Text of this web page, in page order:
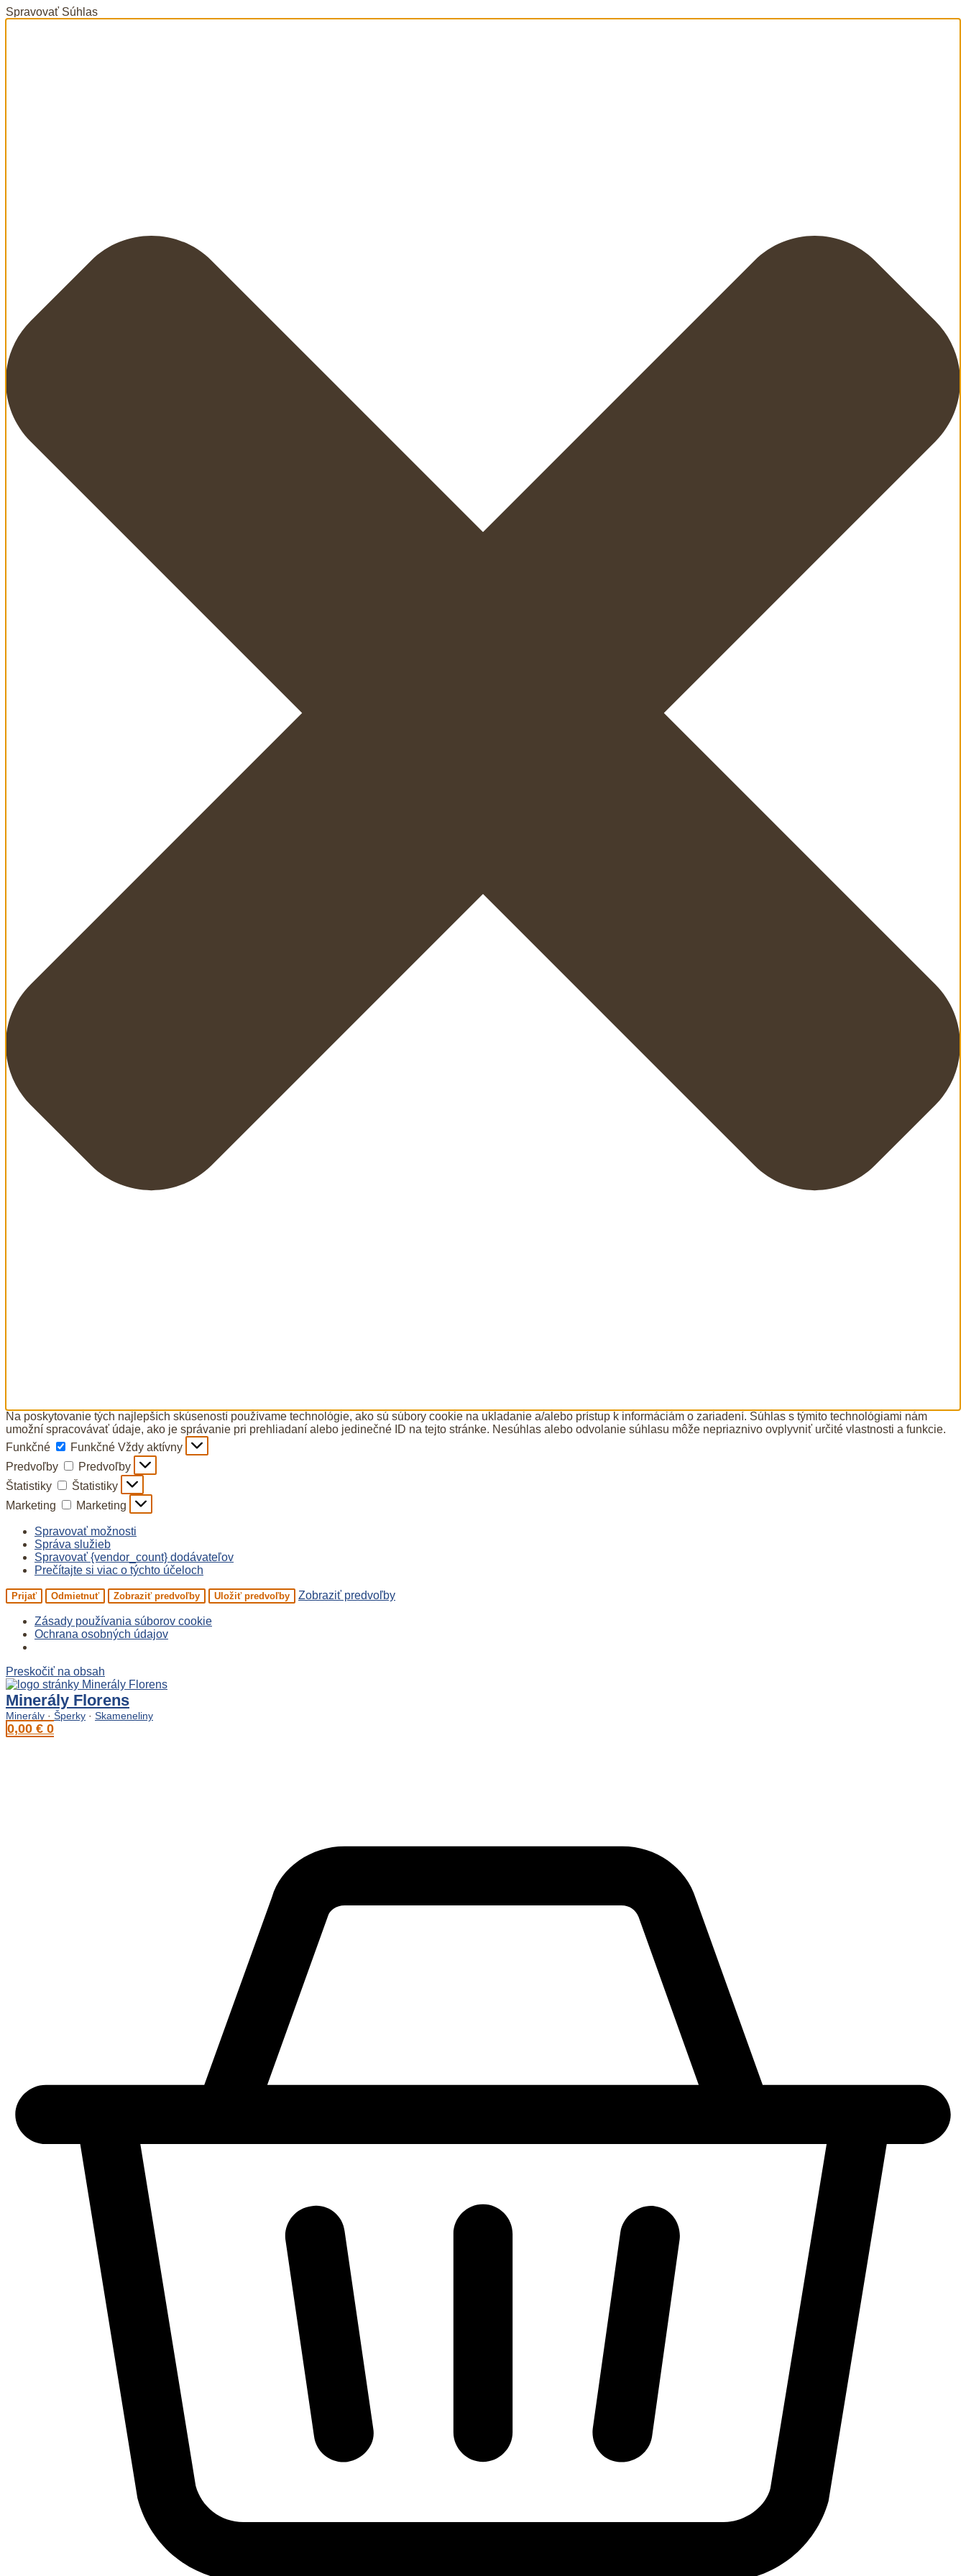
Spravovať Súhlas
Na poskytovanie tých najlepších skúseností používame technológie, ako sú súbory cookie na ukladanie a/alebo prístup k informáciám o zariadení. Súhlas s týmito technológiami nám
umožní spracovávať údaje, ako je správanie pri prehliadaní alebo jedinečné ID na tejto stránke. Nesúhlas alebo odvolanie súhlasu môže nepriaznivo ovplyvniť určité vlastnosti a funkcie.
Funkčné
Funkčné Vždy aktívny
Predvoľby
Predvoľby
Štatistiky
Štatistiky
Marketing
Marketing
Spravovať možnosti
Správa služieb
Spravovať {vendor_count} dodávateľov
Prečítajte si viac o týchto účeloch
Prijať Odmietnuť Zobraziť predvoľby Uložiť predvoľby Zobraziť predvoľby
Zásady používania súborov cookie
Ochrana osobných údajov
Preskočiť na obsah
Minerály Florens
Minerály · Šperky · Skameneliny
0,00 € 0